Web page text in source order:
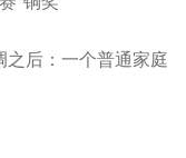
后：一个普通家庭